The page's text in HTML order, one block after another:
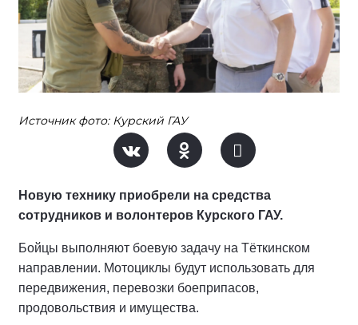
Источник фото: Курский ГАУ
Новую технику приобрели на средства
сотрудников и волонтеров Курского ГАУ.
Бойцы выполняют боевую задачу на Тёткинском
направлении. Мотоциклы будут использовать для
передвижения, перевозки боеприпасов,
продовольствия и имущества.